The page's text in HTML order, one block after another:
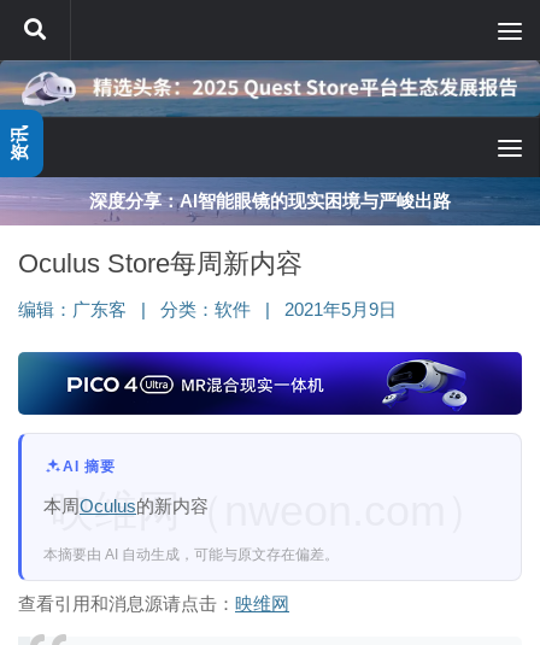
跳至内容
深度分享：AI智能眼镜的现实困境与严峻出路
Oculus Store每周新内容
编辑： 广东客 分类： 软件 2021年5月9日
AI 摘要
本周Oculus的新内容
本摘要由 AI 自动生成，可能与原文存在偏差。
查看引用和消息源请点击： 映维网
映维网（nweon.com）
资讯